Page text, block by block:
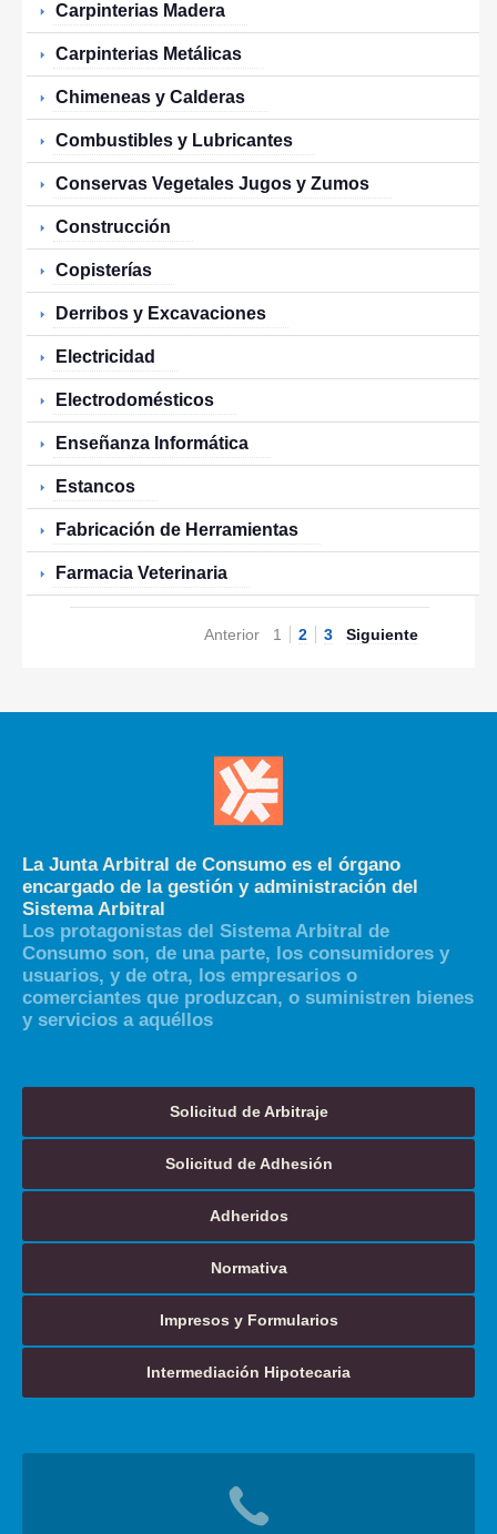
Carpinterias Madera
Carpinterias Metálicas
Chimeneas y Calderas
Combustibles y Lubricantes
Conservas Vegetales Jugos y Zumos
Construcción
Copisterías
Derribos y Excavaciones
Electricidad
Electrodomésticos
Enseñanza Informática
Estancos
Fabricación de Herramientas
Farmacia Veterinaria
Anterior 1 2 3 Siguiente
La Junta Arbitral de Consumo es el órgano
encargado de la gestión y administración del
Sistema Arbitral
Los protagonistas del Sistema Arbitral de
Consumo son, de una parte, los consumidores y
usuarios, y de otra, los empresarios o
comerciantes que produzcan, o suministren bienes
y servicios a aquéllos
Solicitud de Arbitraje
Solicitud de Adhesión
Adheridos
Normativa
Impresos y Formularios
Intermediación Hipotecaria